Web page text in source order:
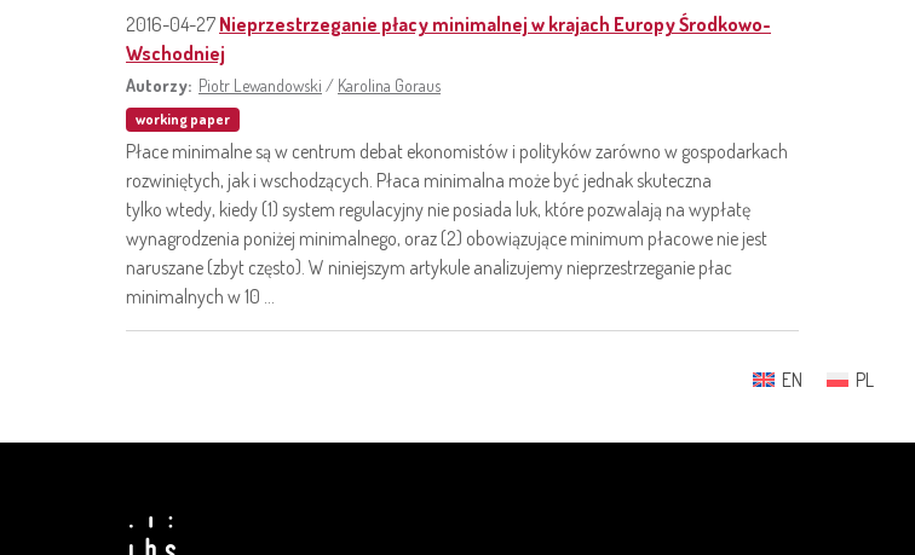
2016-04-27 Nieprzestrzeganie płacy minimalnej w krajach Europy Środkowo-
Wschodniej
Autorzy: Piotr Lewandowski / Karolina Goraus
working paper
Płace minimalne są w centrum debat ekonomistów i polityków zarówno w gospodarkach
rozwiniętych, jak i wschodzących. Płaca minimalna może być jednak skuteczna
tylko wtedy, kiedy (1) system regulacyjny nie posiada luk, które pozwalają na wypłatę
wynagrodzenia poniżej minimalnego, oraz (2) obowiązujące minimum płacowe nie jest
naruszane (zbyt często). W niniejszym artykule analizujemy nieprzestrzeganie płac
minimalnych w 10 ...
EN PL